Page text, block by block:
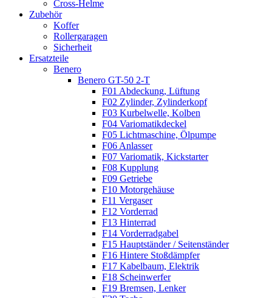
Cross-Helme
Zubehör
Koffer
Rollergaragen
Sicherheit
Ersatzteile
Benero
Benero GT-50 2-T
F01 Abdeckung, Lüftung
F02 Zylinder, Zylinderkopf
F03 Kurbelwelle, Kolben
F04 Variomatikdeckel
F05 Lichtmaschine, Ölpumpe
F06 Anlasser
F07 Variomatik, Kickstarter
F08 Kupplung
F09 Getriebe
F10 Motorgehäuse
F11 Vergaser
F12 Vorderrad
F13 Hinterrad
F14 Vorderradgabel
F15 Hauptständer / Seitenständer
F16 Hintere Stoßdämpfer
F17 Kabelbaum, Elektrik
F18 Scheinwerfer
F19 Bremsen, Lenker